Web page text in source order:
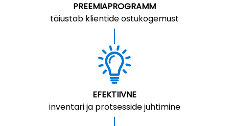
PREEMIAPROGRAMM
täiustab klientide ostukogemust
EFEKTIIVNE
inventari ja protsesside juhtimine